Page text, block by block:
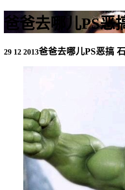
爸爸去哪儿PS恶
29 12 2013爸爸去哪儿PS恶搞